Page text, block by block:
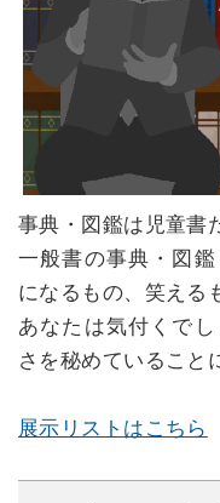
事典・図鑑は児童書
一般書の事典・図
になるもの、笑える
あなたは気付くで
さを秘めていること
展示リストはこちら